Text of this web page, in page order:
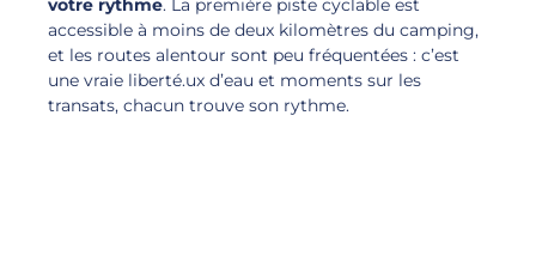
votre rythme. La première piste cyclable est
accessible à moins de deux kilomètres du camping,
et les routes alentour sont peu fréquentées : c’est
une vraie liberté.ux d’eau et moments sur les
transats, chacun trouve son rythme.